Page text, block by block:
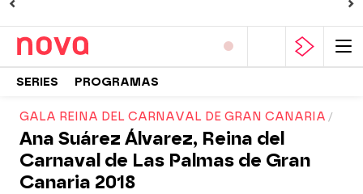
SERIES PROGRAMAS
GALA REINA DEL CARNAVAL DE GRAN CANARIA
Ana Suárez Álvarez, Reina del
Carnaval de Las Palmas de Gran
Canaria 2018